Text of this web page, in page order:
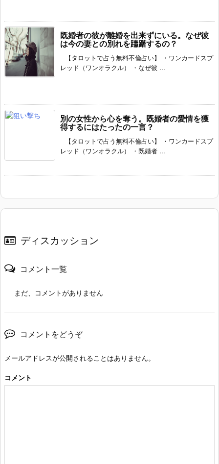
既婚者の彼が離婚を出来ずにいる。なぜ彼
は今の妻との別れを躊躇するの？
【タロットで占う無料不倫占い】 ・ワンカードスプ
レッド（ワンオラクル） ・なぜ彼 ...
別の女性から心を奪う。既婚者の愛情を獲
得するにはたったの一言？
【タロットで占う無料不倫占い】 ・ワンカードスプ
レッド（ワンオラクル） ・既婚者 ...
ディスカッション
コメント一覧
まだ、コメントがありません
コメントをどうぞ
メールアドレスが公開されることはありません。
コメント